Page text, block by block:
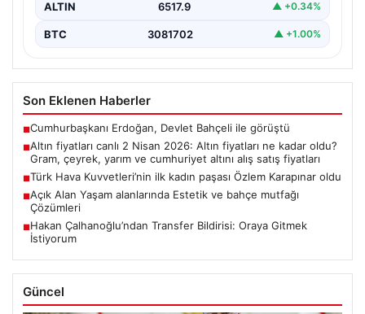
ALTIN 6517.9 ▲ +0.34%
BTC 3081702 ▲ +1.00%
Son Eklenen Haberler
■Cumhurbaşkanı Erdoğan, Devlet Bahçeli ile görüştü
■Altın fiyatları canlı 2 Nisan 2026: Altın fiyatları ne kadar oldu?
Gram, çeyrek, yarım ve cumhuriyet altını alış satış fiyatları
■Türk Hava Kuvvetleri’nin ilk kadın paşası Özlem Karapınar oldu
■Açık Alan Yaşam alanlarında Estetik ve bahçe mutfağı
Çözümleri
■Hakan Çalhanoğlu’ndan Transfer Bildirisi: Oraya Gitmek
İstiyorum
Güncel